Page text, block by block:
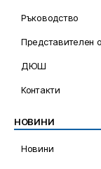
Ръководство
Представителен
ДЮШ
Контакти
НОВИНИ
Новини